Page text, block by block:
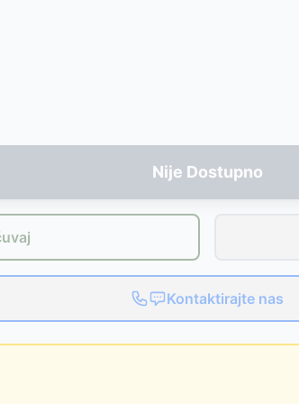
Nije Dostupno
Kontaktirajte nas